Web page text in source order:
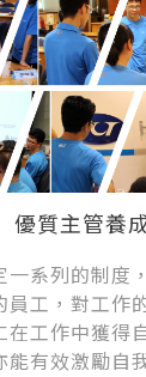
優質主管養
系列的制度
員工，對工作
工作中獲得
能有效激勵自